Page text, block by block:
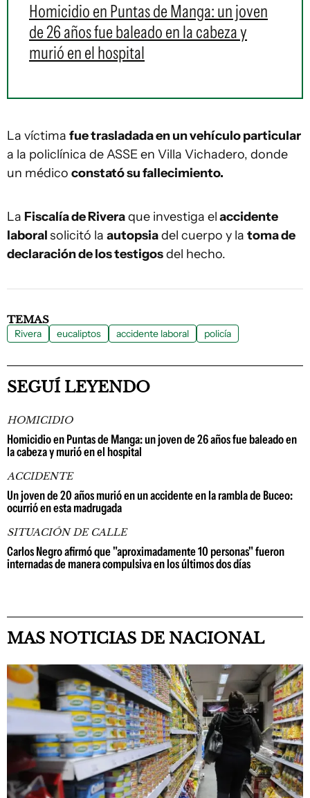
Homicidio en Puntas de Manga: un joven
de 26 años fue baleado en la cabeza y
murió en el hospital
La víctima fue trasladada en un vehículo particular
a la policlínica de ASSE en Villa Vichadero, donde
un médico constató su fallecimiento.
La Fiscalía de Riveraque investiga elaccidente
laboralsolicitó la autopsiadel cuerpo y la toma de
declaración de los testigosdel hecho.
TEMAS
Rivera eucaliptos accidente laboral policía
SEGUÍ LEYENDO
HOMICIDIO
Homicidio en Puntas de Manga: un joven de 26 años fue baleado en
la cabeza y murió en el hospital
ACCIDENTE
Un joven de 20 años murió en un accidente en la rambla de Buceo:
ocurrió en esta madrugada
SITUACIÓN DE CALLE
Carlos Negro afirmó que "aproximadamente 10 personas" fueron
internadas de manera compulsiva en los últimos dos días
MAS NOTICIAS DE NACIONAL